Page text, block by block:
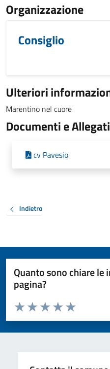
Organizzazione
Consiglio
Ulteriori
Marentino nel cuore
Documenti e Allegati
cv Pavesio
Indietro
Quanto sono chiare
pagina?
Valuta da 1 a 5 stelle la pagina
Valuta 5
Valuta 4 stelle
Valuta 3 stelle su 5
Valuta 2 stelle su 5
Valuta 1 stelle su 5